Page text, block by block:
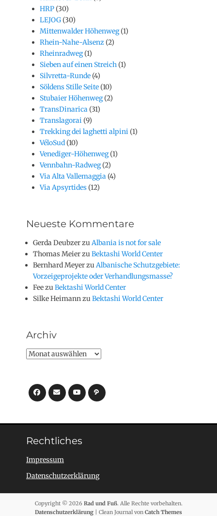
HRP (30)
LEJOG (30)
Mittenwalder Höhenweg(1)
Rhein-Nahe-Alsenz (2)
Rheinradweg(1)
Sieben auf einen Streich (1)
Silvretta-Runde (4)
Söldens Stille Seite (10)
Stubaier Höhenweg(2)
TransDinarica (31)
Translagorai (9)
Trekking dei laghetti alpini (1)
VéloSud (10)
Venediger-Höhenweg(1)
Vennbahn-Radweg(2)
Via Alta Vallemaggia (4)
Via Apsyrtides (12)
Neueste Kommentare
Gerda DeubzerzuAlbania is not for sale
Thomas MeierzuBektashi World Center
Bernhard MeyerzuAlbanische Schutzgebiete:
Vorzeigeprojekte oder Verhandlungsmasse?
FeezuBektashi World Center
Silke HeimannzuBektashi World Center
Archiv
Archiv
Facebook
E-
Mail
YouTube
Pfad
Rechtliches
Impressum
Datenschutzerklärung
Copyright © 2026 Rad und Fuß. Alle Rechte vorbehalten.
Datenschutzerklärung | Clean Journal von Catch Themes